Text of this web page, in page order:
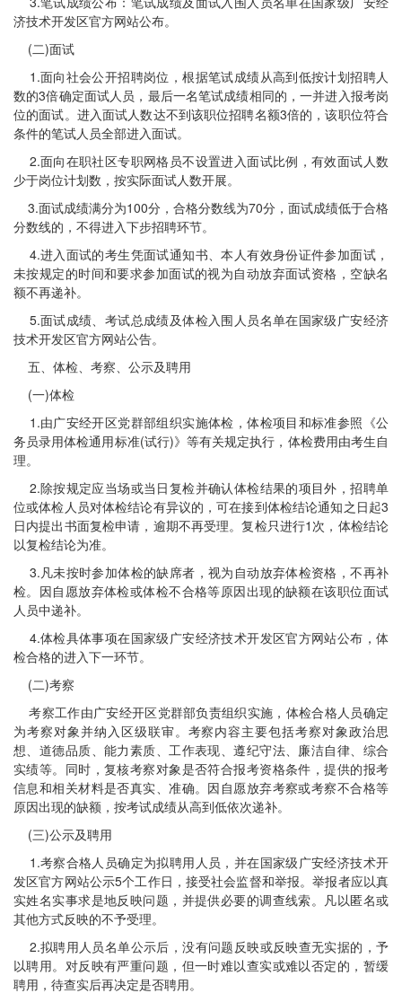
济技术开发区官方网站公布。
(二)面试
1.面向社会公开招聘岗位，根据笔试成绩从高到低按计划招聘人
数的3倍确定面试人员，最后一名笔试成绩相同的，一并进入报考岗
位的面试。进入面试人数达不到该职位招聘名额3倍的，该职位符合
条件的笔试人员全部进入面试。
2.面向在职社区专职网格员不设置进入面试比例，有效面试人数
少于岗位计划数，按实际面试人数开展。
3.面试成绩满分为100分，合格分数线为70分，面试成绩低于合格
分数线的，不得进入下步招聘环节。
4.进入面试的考生凭面试通知书、本人有效身份证件参加面试，
未按规定的时间和要求参加面试的视为自动放弃面试资格，空缺名
额不再递补。
5.面试成绩、考试总成绩及体检入围人员名单在国家级广安经济
技术开发区官方网站公告。
五、体检、考察、公示及聘用
(一)体检
1.由广安经开区党群部组织实施体检，体检项目和标准参照《公
务员录用体检通用标准(试行)》等有关规定执行，体检费用由考生自
理。
2.除按规定应当场或当日复检并确认体检结果的项目外，招聘单
位或体检人员对体检结论有异议的，可在接到体检结论通知之日起3
日内提出书面复检申请，逾期不再受理。复检只进行1次，体检结论
以复检结论为准。
3.凡未按时参加体检的缺席者，视为自动放弃体检资格，不再补
检。因自愿放弃体检或体检不合格等原因出现的缺额在该职位面试
人员中递补。
4.体检具体事项在国家级广安经济技术开发区官方网站公布，体
检合格的进入下一环节。
(二)考察
考察工作由广安经开区党群部负责组织实施，体检合格人员确定
为考察对象并纳入区级联审。考察内容主要包括考察对象政治思
想、道德品质、能力素质、工作表现、遵纪守法、廉洁自律、综合
实绩等。同时，复核考察对象是否符合报考资格条件，提供的报考
信息和相关材料是否真实、准确。因自愿放弃考察或考察不合格等
原因出现的缺额，按考试成绩从高到低依次递补。
(三)公示及聘用
1.考察合格人员确定为拟聘用人员，并在国家级广安经济技术开
发区官方网站公示5个工作日，接受社会监督和举报。举报者应以真
实姓名实事求是地反映问题，并提供必要的调查线索。凡以匿名或
其他方式反映的不予受理。
2.拟聘用人员名单公示后，没有问题反映或反映查无实据的，予
以聘用。对反映有严重问题，但一时难以查实或难以否定的，暂缓
聘用，待查实后再决定是否聘用。